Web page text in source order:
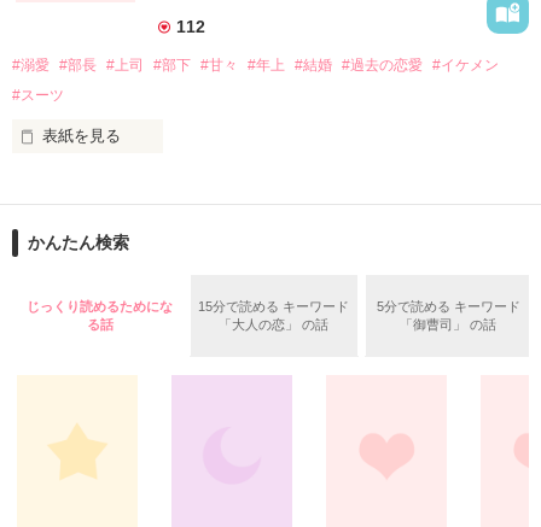
今もその夢を
高橋 陸斗
【Rikuto Takahashi】
「俺以外の奴と目を合わせるな。」
表と裏の顔アリ・独占欲丸出しの男
暴走族の総長だったなんて！？
覗いてみない？
112
#溺愛 #部長 #上司 #部下 #甘々 #年上 #結婚 #過去の恋愛 #イケメン
#スーツ
表紙を見る
橋莉緒(28)
店舗コンサルティング会社　営業マーケティング部　部長　片
かんたん検索
じっくり読めるためにな
る話
15分で読める キーワード
「大人の恋」 の話
5分で読める キーワード
「御曹司」 の話